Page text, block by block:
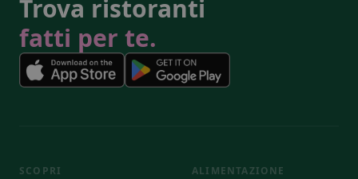
Trova ristoranti
fatti per te.
SCOPRI ALIMENTAZIONE